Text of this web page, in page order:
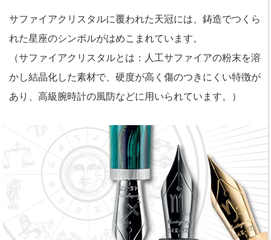
サファイアクリスタルに覆われた天冠には、鋳造でつくら
れた星座のシンボルがはめこまれています。
（サファイアクリスタルとは：人工サファイアの粉末を溶
かし結晶化した素材で、硬度が高く傷のつきにくい特徴が
あり、高級腕時計の風防などに用いられています。）